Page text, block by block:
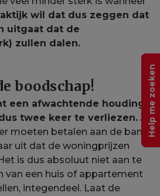
wil dat dus zeggen dat
uitgaat dat de
zullen dalen.
boodschap!
een afwachtende houding
twee keer te verliezen. Je
moeten betalen aan de bank
uit dat de woningprijzen
is dus absoluut niet aan te
van een huis of appartement
integendeel. Laat de
Help me zoeken